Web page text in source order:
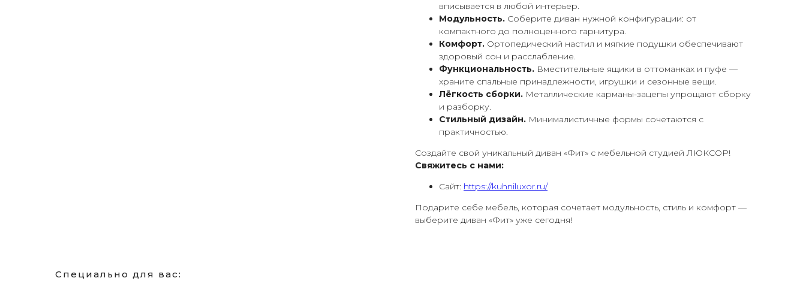
вписывается в любой интерьер.
Модульность. Соберите диван нужной конфигурации: от
компактного до полноценного гарнитура.
Комфорт. Ортопедический настил и мягкие подушки обеспечивают
здоровый сон и расслабление.
Функциональность. Вместительные ящики в оттоманках и пуфе —
храните спальные принадлежности, игрушки и сезонные вещи.
Лёгкость сборки. Металлические карманы-зацепы упрощают сборку
и разборку.
Стильный дизайн. Минималистичные формы сочетаются с
практичностью.
Создайте свой уникальный диван «Фит» с мебельной студией ЛЮКСОР!
Свяжитесь с нами:
Сайт: https://kuhniluxor.ru/
Подарите себе мебель, которая сочетает модульность, стиль и комфорт —
выберите диван «Фит» уже сегодня!
Специально для вас: